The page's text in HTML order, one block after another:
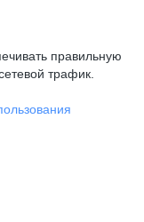
правильную
трафик.